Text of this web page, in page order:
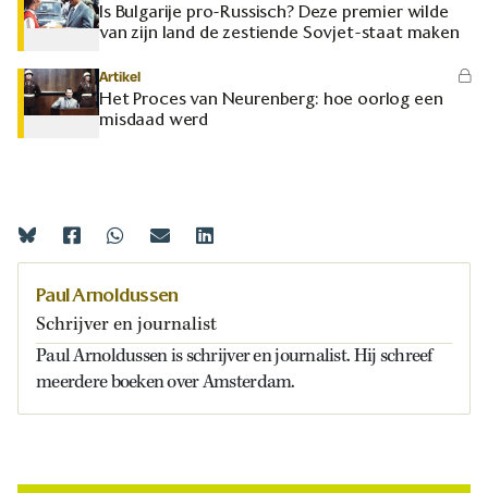
Is Bulgarije pro-Russisch? Deze premier wilde
van zijn land de zestiende Sovjet-staat maken
Artikel
Het Proces van Neurenberg: hoe oorlog een
misdaad werd
Paul Arnoldussen
Schrijver en journalist
Paul Arnoldussen is schrijver en journalist. Hij schreef
meerdere boeken over Amsterdam.